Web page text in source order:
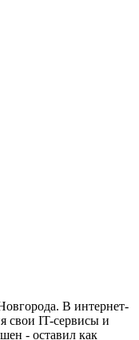
В интернет-
свои IT-сервисы и
- оставил как